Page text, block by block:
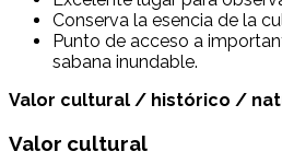
Conserva la esencia de la
Punto de acceso a
sabana inundable.
Valor cultural / histórico /
Valor cultural